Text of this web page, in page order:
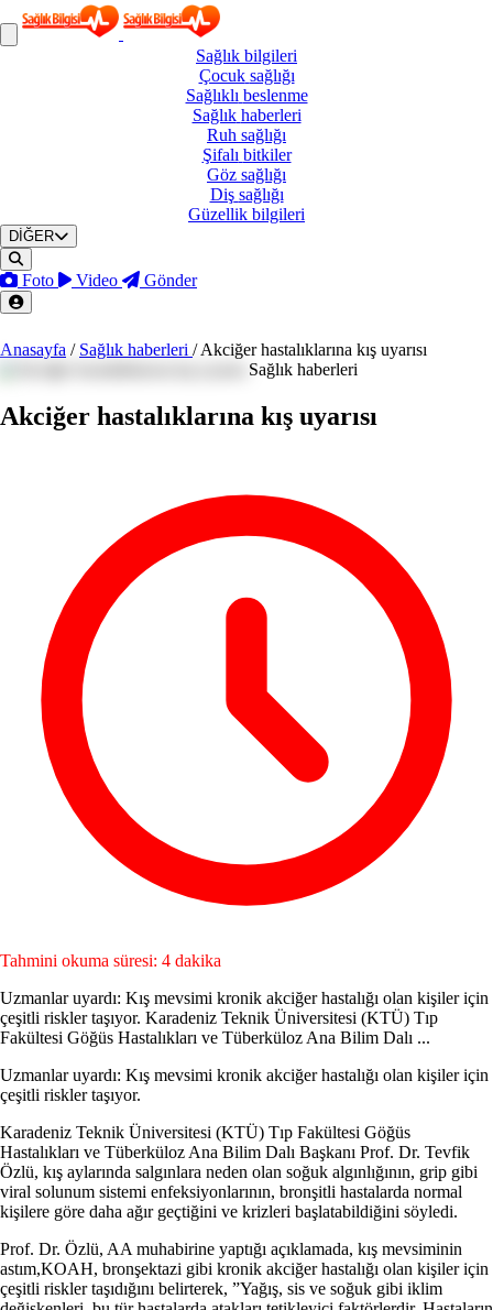
Sağlık bilgileri
Çocuk sağlığı
Sağlıklı beslenme
Sağlık haberleri
Ruh sağlığı
Şifalı bitkiler
Göz sağlığı
Diş sağlığı
Güzellik bilgileri
DİĞER
Foto Video Gönder
Anasayfa / Sağlık haberleri / Akciğer hastalıklarına kış uyarısı
Sağlık haberleri
Akciğer hastalıklarına kış uyarısı
Tahmini okuma süresi: 4 dakika
Uzmanlar uyardı: Kış mevsimi kronik akciğer hastalığı olan kişiler için
çeşitli riskler taşıyor. Karadeniz Teknik Üniversitesi (KTÜ) Tıp
Fakültesi Göğüs Hastalıkları ve Tüberküloz Ana Bilim Dalı ...
Uzmanlar uyardı: Kış mevsimi kronik akciğer hastalığı olan kişiler için
çeşitli riskler taşıyor.
Karadeniz Teknik Üniversitesi (KTÜ) Tıp Fakültesi Göğüs
Hastalıkları ve Tüberküloz Ana Bilim Dalı Başkanı Prof. Dr. Tevfik
Özlü, kış aylarında salgınlara neden olan soğuk algınlığının, grip gibi
viral solunum sistemi enfeksiyonlarının, bronşitli hastalarda normal
kişilere göre daha ağır geçtiğini ve krizleri başlatabildiğini söyledi.
Prof. Dr. Özlü, AA muhabirine yaptığı açıklamada, kış mevsiminin
astım,KOAH, bronşektazi gibi kronik akciğer hastalığı olan kişiler için
çeşitli riskler taşıdığını belirterek, ”Yağış, sis ve soğuk gibi iklim